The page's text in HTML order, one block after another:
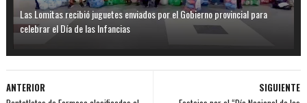
Las Lomitas recibió juguetes enviados por el Gobierno provincial para
celebrar el Día de las Infancias
SIGUIENTE
ANTERIOR